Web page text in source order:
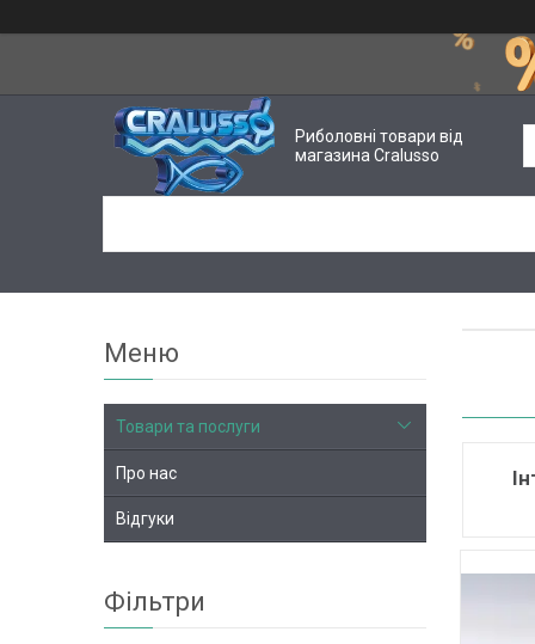
Риболовні товари від
магазина Cralusso
Товари та послуги
Про нас
Відгуки
Фільтри